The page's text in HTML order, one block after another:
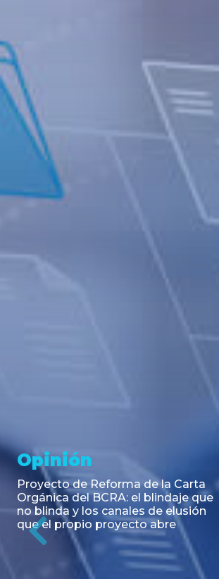
Noticia
RESOLUCIÓN 271/2026 de la
SECRETARIA DE COORDINACIÓN
DE PRODUCCIÓN: Actualización y
unificación de las advertencias
obligatorias en la publicidad de
juegos y apuestas en...
Previous